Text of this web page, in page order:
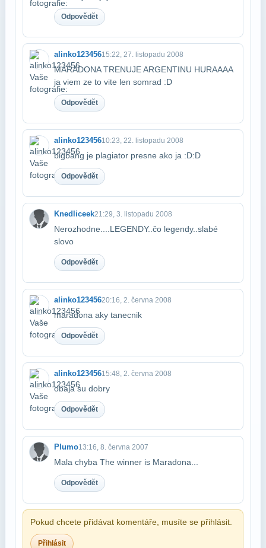
Odpovědět
alinko12345615:22, 27. listopadu 2008
MARADONA TRENUJE ARGENTINU HURAAAA
ja viem ze to vite len somrad :D
Odpovědět
alinko12345610:23, 22. listopadu 2008
bigbang je plagiator presne ako ja :D:D
Odpovědět
Knedliceek21:29, 3. listopadu 2008
Nerozhodne....LEGENDY..čo legendy..slabé
slovo
Odpovědět
alinko12345620:16, 2. června 2008
maradona aky tanecnik
Odpovědět
alinko12345615:48, 2. června 2008
obaja su dobry
Odpovědět
Plumo13:16, 8. června 2007
Mala chyba The winner is Maradona...
Odpovědět
Pokud chcete přidávat komentáře, musíte se přihlásit.
Přihlásit